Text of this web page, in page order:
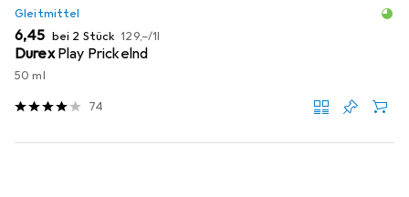
Gleitmittel
EUR
6,45 bei 2 Stück EUR
129,–/1l
Durex Play Prickelnd
50 ml
74